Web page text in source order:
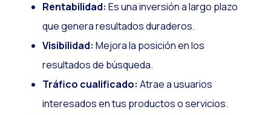
Rentabilidad: Es una inversión a largo plazo
que genera resultados duraderos.
Visibilidad: Mejora la posición en los
resultados de búsqueda.
Tráfico cualificado: Atrae a usuarios
interesados en tus productos o servicios.